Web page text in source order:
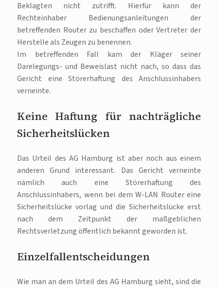
Beklagten nicht zutrifft. Hierfür kann der
Rechteinhaber Bedienungsanleitungen der
betreffenden Router zu beschaffen oder Vertreter der
Herstelle als Zeugen zu benennen.
Im betreffenden Fall kam der Kläger seiner
Darelegungs- und Beweislast nicht nach, so dass das
Gericht eine Störerhaftung des Anschlussinhabers
verneinte.
Keine Haftung für nachträgliche
Sicherheitslücken
Das Urteil des AG Hamburg ist aber noch aus einem
anderen Grund interessant. Das Gericht verneinte
nämlich auch eine Störerhaftung des
Anschlussinhabers, wenn bei dem W-LAN Router eine
Sicherheitslücke vorlag und die Sicherheitslücke erst
nach dem Zeitpunkt der maßgeblichen
Rechtsverletzung öffentlich bekannt geworden ist.
Einzelfallentscheidungen
Wie man an dem Urteil des AG Hamburg sieht, sind die